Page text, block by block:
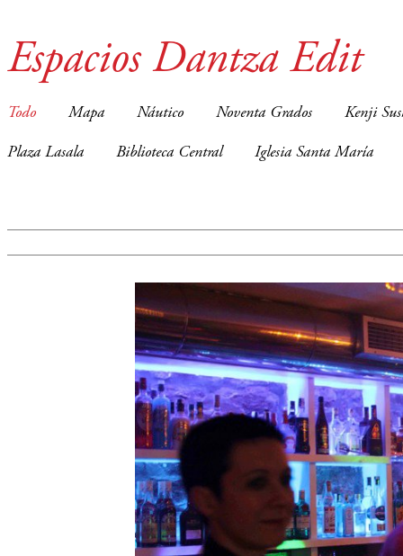
Espacios Dantza Edit
Todo Mapa Náutico Noventa Grados Kenji
Plaza Lasala Biblioteca Central Iglesia Santa María